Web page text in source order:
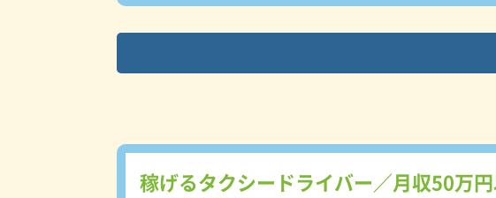
稼げるタクシードライバー／月収50万